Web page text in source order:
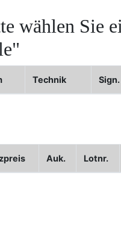
wählen Sie
Technik Sign.
Auk. Lotnr.